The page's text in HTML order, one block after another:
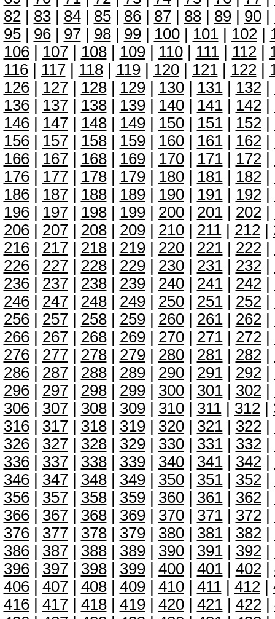
82| 83| 84| 85| 86| 87| 88| 89| 90|
95| 96| 97| 98| 99| 100| 101| 102|
106| 107| 108| 109| 110| 111| 112|
116| 117| 118| 119| 120| 121| 122|
126| 127| 128| 129| 130| 131| 132|
136| 137| 138| 139| 140| 141| 142|
146| 147| 148| 149| 150| 151| 152|
156| 157| 158| 159| 160| 161| 162|
166| 167| 168| 169| 170| 171| 172|
176| 177| 178| 179| 180| 181| 182|
186| 187| 188| 189| 190| 191| 192|
196| 197| 198| 199| 200| 201| 202|
206| 207| 208| 209| 210| 211| 212|
216| 217| 218| 219| 220| 221| 222|
226| 227| 228| 229| 230| 231| 232|
236| 237| 238| 239| 240| 241| 242|
246| 247| 248| 249| 250| 251| 252|
256| 257| 258| 259| 260| 261| 262|
266| 267| 268| 269| 270| 271| 272|
276| 277| 278| 279| 280| 281| 282|
286| 287| 288| 289| 290| 291| 292|
296| 297| 298| 299| 300| 301| 302|
306| 307| 308| 309| 310| 311| 312|
316| 317| 318| 319| 320| 321| 322|
326| 327| 328| 329| 330| 331| 332|
336| 337| 338| 339| 340| 341| 342|
346| 347| 348| 349| 350| 351| 352|
356| 357| 358| 359| 360| 361| 362|
366| 367| 368| 369| 370| 371| 372|
376| 377| 378| 379| 380| 381| 382|
386| 387| 388| 389| 390| 391| 392|
396| 397| 398| 399| 400| 401| 402|
406| 407| 408| 409| 410| 411| 412|
416| 417| 418| 419| 420| 421| 422|